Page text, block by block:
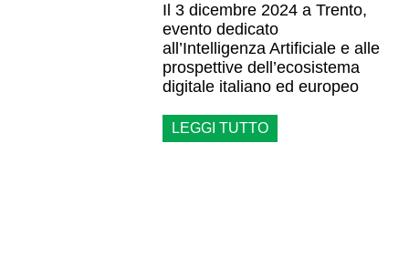
Il 3 dicembre 2024 a Trento,
evento dedicato
all’Intelligenza Artificiale e alle
prospettive dell’ecosistema
digitale italiano ed europeo
LEGGI TUTTO